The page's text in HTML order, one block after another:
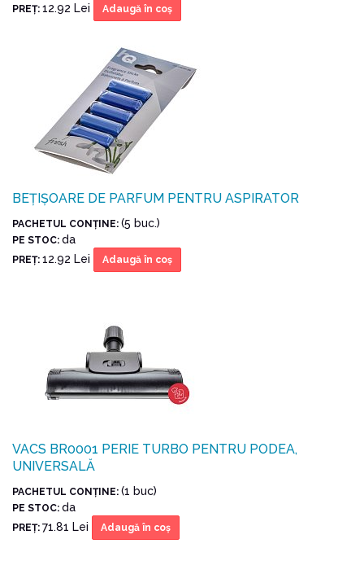
PREŢ: 12.92 Lei Adaugă în coş
BEȚIȘOARE DE PARFUM PENTRU ASPIRATOR
PACHETUL CONŢINE: (5 buc.)
PE STOC: da
PREŢ: 12.92 Lei Adaugă în coş
VACS BR0001 PERIE TURBO PENTRU PODEA,
UNIVERSALĂ
PACHETUL CONŢINE: (1 buc)
PE STOC: da
PREŢ: 71.81 Lei Adaugă în coş